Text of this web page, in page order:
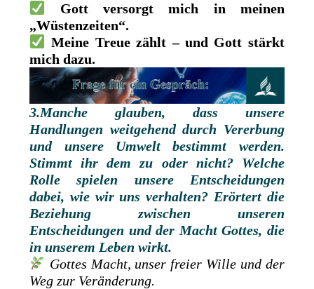
Gott versorgt mich in meinen
„Wüstenzeiten“.
Meine Treue zählt – und Gott stärkt
mich dazu.
3.Manche glauben, dass unsere
Handlungen weitgehend durch Vererbung
und unsere Umwelt bestimmt werden.
Stimmt ihr dem zu oder nicht? ­Welche
Rolle spielen unsere Entscheidungen
dabei, wie wir uns verhalten? Erörtert die
Beziehung zwischen unseren
Entscheidungen und der Macht Gottes, die
in unserem Leben wirkt.
Gottes Macht, unser freier Wille und der
Weg zur Veränderung.